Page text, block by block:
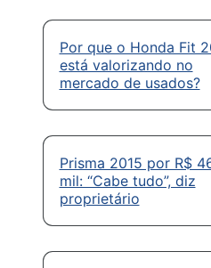
Por que o Honda Fit
está valorizando no
mercado de usados?
Prisma 2015 por R$
mil: “Cabe tudo”, diz
proprietário